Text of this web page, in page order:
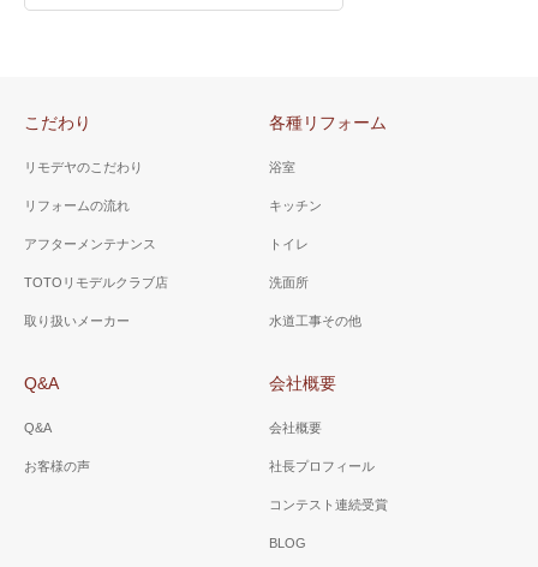
こだわり
リモデヤのこだわり
リフォームの流れ
アフターメンテナンス
TOTOリモデルクラブ店
取り扱いメーカー
各種リフォーム
浴室
キッチン
トイレ
洗面所
水道工事その他
Q&A
Q&A
お客様の声
会社概要
会社概要
社長プロフィール
コンテスト連続受賞
BLOG